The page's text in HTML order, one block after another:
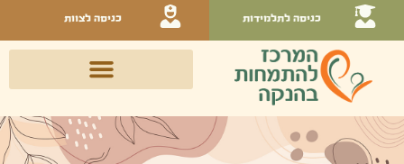
כניסה לתלמידות כניסה לצוות